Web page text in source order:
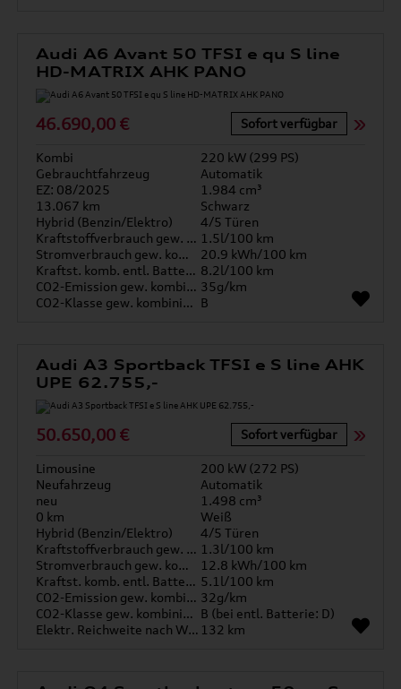
Audi A6 Avant 50 TFSI e qu S line
HD-MATRIX AHK PANO
46.690,00 € Sofort verfügbar
Kombi
220 kW (299 PS)
Gebrauchtfahrzeug
Automatik
EZ: 08/2025
1.984 cm³
13.067 km
Schwarz
Hybrid (Benzin/Elektro)
4/5 Türen
Kraftstoffverbrauch gew. kombiniert 1.5l/100 km
Stromverbrauch gew. kombiniert
20.9 kWh/100 km
Kraftst. komb. entl. Batterie 8.2l/100 km
CO2-Emission gew. kombiniert 35g/km
CO2-Klasse gew. kombiniert B
Audi A3 Sportback TFSI e S line AHK
UPE 62.755,-
50.650,00 € Sofort verfügbar
Limousine
200 kW (272 PS)
Neufahrzeug
Automatik
neu
1.498 cm³
0 km
Weiß
Hybrid (Benzin/Elektro)
4/5 Türen
Kraftstoffverbrauch gew. kombiniert 1.3l/100 km
Stromverbrauch gew. kombiniert
12.8 kWh/100 km
Kraftst. komb. entl. Batterie 5.1l/100 km
CO2-Emission gew. kombiniert 32g/km
CO2-Klasse gew. kombiniert B (bei entl. Batterie: D)
Elektr. Reichweite nach WLTP* 132 km